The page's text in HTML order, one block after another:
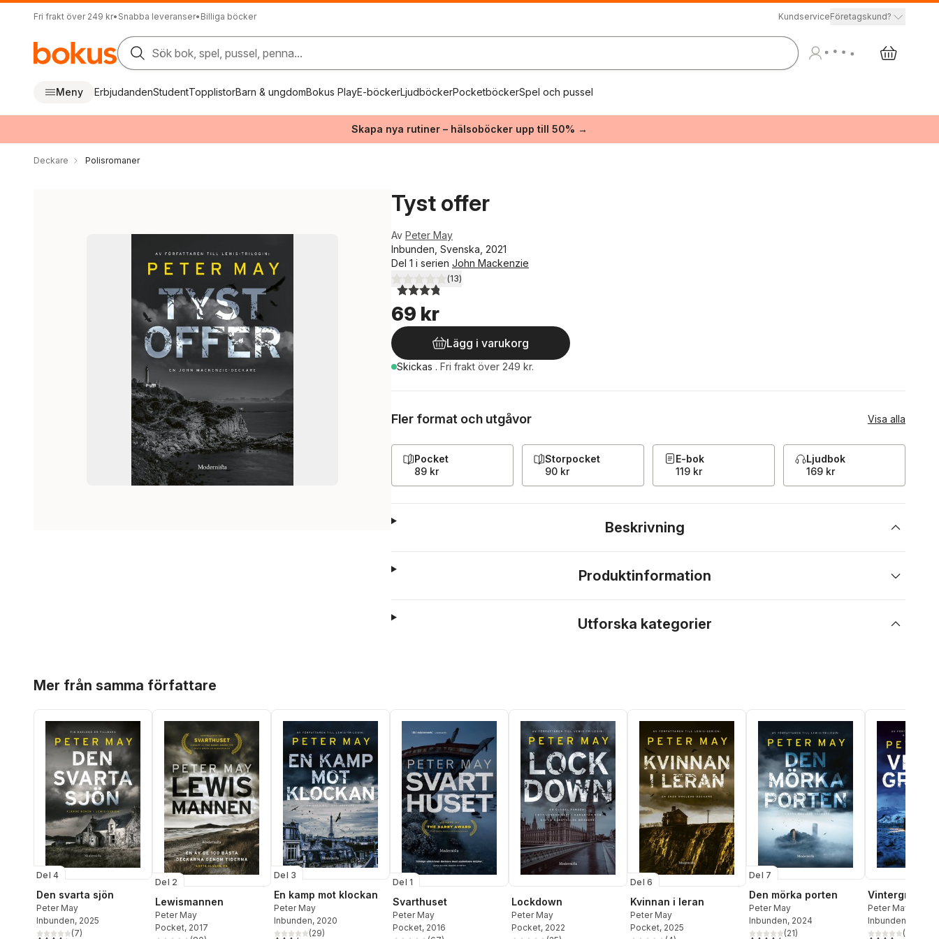
Fri frakt över 249 kr• Snabba leveranser• Billiga böcker KundserviceFöretagskund?
Sök bok, spel, pussel, penna...
Meny ErbjudandenStudentTopplistorBarn & ungdomBokus PlayE-böckerLjudböckerPocketböckerSpel och pussel
Skapa nya rutiner – hälsoböcker upp till 50% →
Deckare Polisromaner
Tyst offer
Av Peter May
Inbunden, Svenska, 2021
Del 1 i serien John Mackenzie
3,8utav 5 stjärnor. Totalt antal röster:
(13)
69 kr
Lägg i varukorg
Skickas . Fri frakt över 249 kr.
Fler format och utgåvor Visa alla
Pocket
89 kr
Storpocket
90 kr
E-bok
119 kr
Ljudbok
169 kr
Beskrivning
Produktinformation
Utforska kategorier
Mer från samma författare
Del 4
Den svarta sjön
Peter May
Inbunden, 2025
(7)
Del 2
Lewismannen
Peter May
Pocket, 2017
Del 3
En kamp mot klockan
Peter May
Inbunden, 2020
(29)
Del 1
Svarthuset
Peter May
Pocket, 2016
Lockdown
Peter May
Pocket, 2022
Del 6
Kvinnan i leran
Peter May
Pocket, 2025
Del 7
Den mörka porten
Peter May
Inbunden, 2024
(21)
Vintergraven
Peter May
Inbunden
(